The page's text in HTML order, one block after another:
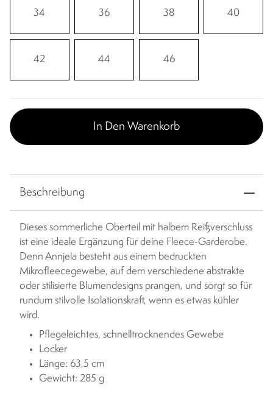
34 36 38 40
42 44 46
In Den Warenkorb
Beschreibung
Dieses sommerliche Oberteil mit halbem Reißverschluss
ist eine ideale Ergänzung für deine Fleece-Garderobe.
Denn Annjela besteht aus einem bedruckten
Mikrofleecegewebe, auf dem verschiedene abstrakte
oder stilisierte Blumendesigns prangen, und sorgt so für
rundum stilvolle Isolationskraft, wenn es etwas kühler
wird.
Pflegeleichtes, schnelltrocknendes Gewebe
Locker
Länge: 63,5 cm
Gewicht: 285 g